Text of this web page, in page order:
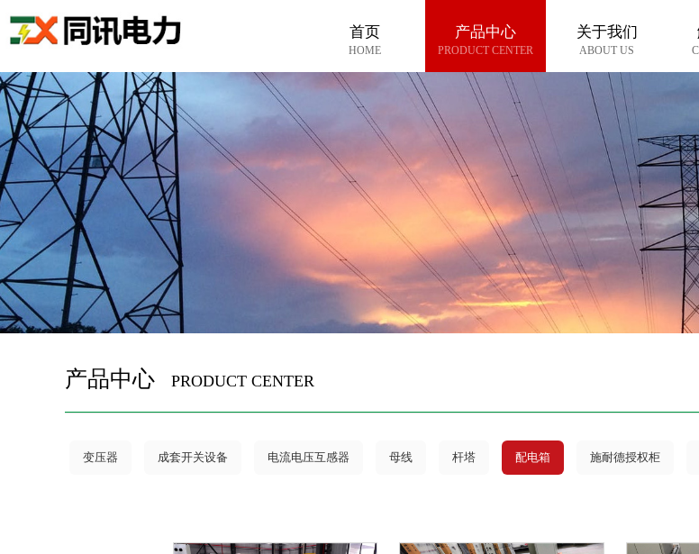
首页
HOME
产品中心
PRODUCT CENTER
关于我们
ABOUT US
产品中心 PRODUCT CENTER
变压器 成套开关设备 电流电压互感器 母线 杆塔 配电箱 施耐德授权柜